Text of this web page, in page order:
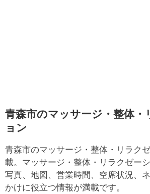
青森市のマッサージ・整体・
ョン
青森市のマッサージ・整体・リラク
載。マッサージ・整体・リラクゼーシ
写真、地図、営業時間、空席状況、
かけに役立つ情報が満載です。